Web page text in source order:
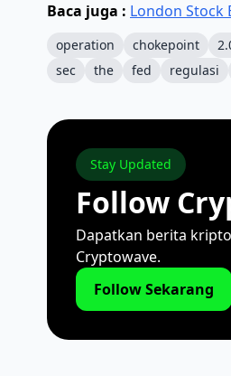
Baca juga : London Stock
operation chokepoint
sec
the fed regulasi
Stay Updated
Follow
Dapatkan berita
Cryptowave.
Follow Sekarang